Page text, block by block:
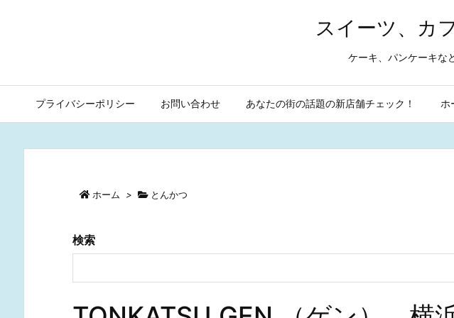
スイーツ、カ
ケーキ、パンケーキな
プライバシーポリシー お問い合わせ あなたの街の話題の新店舗チェック！ ホ
ホーム > とんかつ
検索